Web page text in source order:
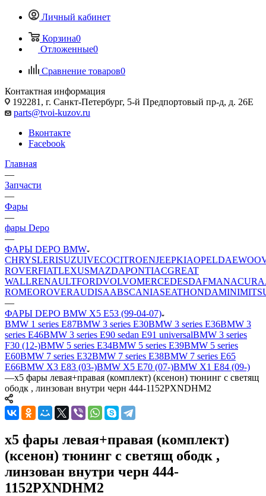
Личный кабинет
Корзина0
Отложенные0
Сравнение товаров0
Контактная информация
192281, г. Санкт-Петербург, 5-й Предпортовый пр-д, д. 26Е
parts@tvoi-kuzov.ru
Вконтакте
Facebook
Главная
—
Запчасти
—
Фары
—
фары Depo
—
ФАРЫ DEPO BMW
CHRYSLERISUZUIVECOCITROENJEEPKIAOPELDAEWOO
ROVERFIATLEXUSMAZDAPONTIACGREAT
WALLRENAULTFORDVOLVOMERCEDESDAFMANACURA
ROMEOROVERAUDISAABSCANIASEATHONDAMINI
—
ФАРЫ DEPO BMW X5 E53 (99-04-07)
BMW 1 series E87BMW 3 series E30BMW 3 series E36BMW 3
series E46BMW 3 series E90 sedan E91 universalBMW 3 series
F30 (12-)BMW 5 series E34BMW 5 series E39BMW 5 series
E60BMW 7 series E32BMW 7 series E38BMW 7 series E65
E66BMW X3 E83 (03-)BMW X5 E70 (07-)BMW X1 E84 (09-)
—x5 фары левая+правая (комплект) (ксенон) тюнинг с светящ
ободк , линзован внутри черн 444-1152PXNDHM2
x5 фары левая+правая (комплект)
(ксенон) тюнинг с светящ ободк ,
линзован внутри черн 444-
1152PXNDHM2